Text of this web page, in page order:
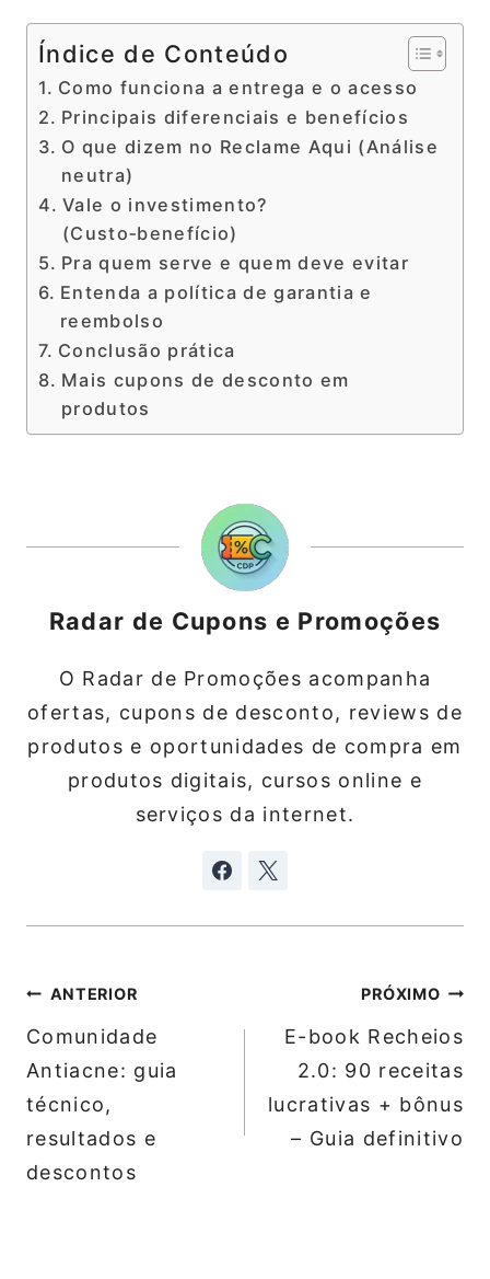
Índice de Conteúdo
Como funciona a entrega e o acesso
Principais diferenciais e benefícios
O que dizem no Reclame Aqui (Análise
neutra)
Vale o investimento?
(Custo‑benefício)
Pra quem serve e quem deve evitar
Entenda a política de garantia e
reembolso
Conclusão prática
Mais cupons de desconto em
produtos
Radar de Cupons e Promoções
O Radar de Promoções acompanha
ofertas, cupons de desconto, reviews de
produtos e oportunidades de compra em
produtos digitais, cursos online e
serviços da internet.
Navegação
de
Post
ANTERIOR
Comunidade
Antiacne: guia
técnico,
resultados e
descontos
PRÓXIMO
E-book Recheios
2.0: 90 receitas
lucrativas + bônus
– Guia definitivo